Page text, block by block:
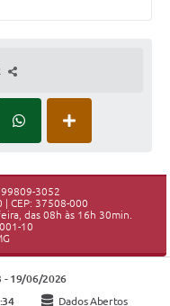
3052
CEP: 37508-000
das 08h às 16h 30min.
10
- 19/06/2026
Dados Abertos